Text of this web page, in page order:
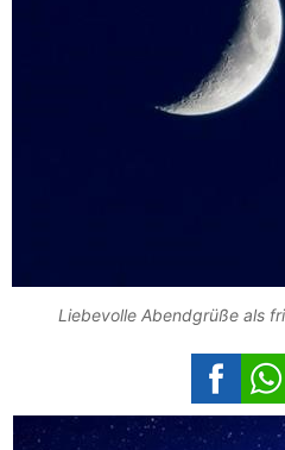
Liebevolle Abendgrüße als